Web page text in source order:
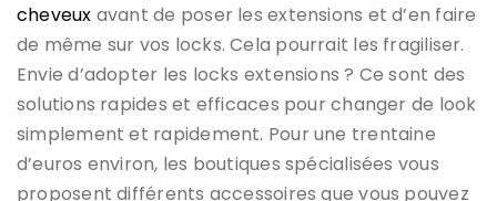
cheveux avant de poser les extensions et d’en faire
de même sur vos locks. Cela pourrait les fragiliser.
Envie d’adopter les locks extensions ? Ce sont des
solutions rapides et efficaces pour changer de look
simplement et rapidement. Pour une trentaine
d’euros environ, les boutiques spécialisées vous
proposent différents accessoires que vous pouvez